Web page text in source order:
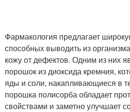
Фармакология предлагает
способных выводить из
кожу от дефектов. Одним из них
порошок из диоксида кремния,
яды и соли, накапливающиеся в
порошка полисорба обладает
свойствами и заметно улучшает